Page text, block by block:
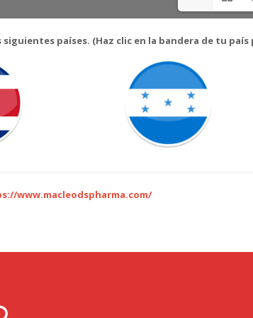
países. (Haz clic en la bandera de tu
www.macleodspharma.com/